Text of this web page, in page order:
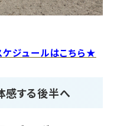
ケジュールはこちら★
感する後半へ